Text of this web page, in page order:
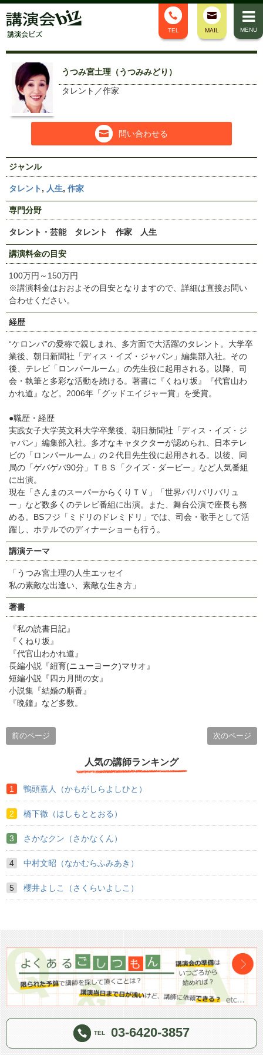
MENU
TEL MAIL
うつみ宮土理（うつみみどり）
タレント／作家
問い合わせる
ジャンル
タレント , 人生, 作家
専門分野
タレント・芸能 タレント 作家 人生
講演料金の目安
100万円～150万円
※講演料金はおおよその目安となりますので、詳細は直接お問い
合わせください。
経歴
“ケロンパ”の愛称で親しまれ、多方面で大活躍のタレント。大学卒
業後、朝日新聞社「ディス・イズ・ジャパン」編集部入社。その
後、テレビ「ロンパールーム」の先生役に起用される。以降、司
会・執筆と多彩な活動を続ける。著書に『くねり坂』『代官山わ
かれ道』など。2006年「グッドエイジャー賞」を受賞。
●職歴・経歴
実践女子大学英文科大学卒業後、朝日新聞社「ディス・イズ・ジ
ャパン」編集部入社。多才なキャタクターが認められ、日本テレ
ビの「ロンパールーム」の２代目先生役に起用される。以後、同
局の「ゲバゲバ90分」ＴＢＳ「クイズ・ダービー」など人気番組
に出演。
現在「さんまのスーパーからくりＴＶ」「世界バリバリバリュ
ー」など数多くのテレビ番組に出演。また、舞台公演で座長も務
める。BSフジ「ミドリのドレミドリ」では、司会・歌手として活
躍し、ホテルでのディナーショーも行う。
講演テーマ
「うつみ宮土理の人生エッセイ
私の素敵な出逢い、素敵な生き方」
著書
『私の読書日記』
『くねり坂』
『代官山わかれ道』
長編小説『紐育(ニューヨーク)マサオ』
短編小説『四カ月間の女』
小説集『結婚の順番』
『晩鐘』など多数。
前のページ 次のページ
人気の講師ランキング
鴨頭嘉人（かもがしらよしひと）
橋下徹（はしもととおる）
さかなクン（さかなくん）
中村文昭（なかむらふみあき）
櫻井よしこ（さくらいよしこ）
TEL 03-6420-3857